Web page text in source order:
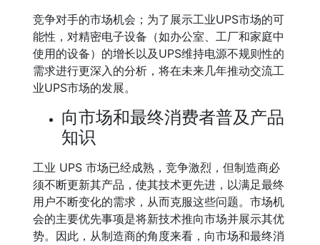
竞争对手的市场机会；为了展示工业UPS市场的可
能性，对精密电子设备（如办公室、工厂和家庭中
使用的设备）的增长以及UPS维持电源不规则性的
需求进行更深入的分析，将在未来几年推动交流工
业UPS市场的发展。
向市场和最终消费者普及产品
知识
工业 UPS 市场已经成熟，竞争激烈，但制造商必
须不断更新其产品，使其技术更先进，以满足最终
用户不断变化的需求，从而克服这些问题。市场机
会的主要优先事项是将新技术推向市场并展示其优
势。因此，从制造商的角度来看，向市场和最终消